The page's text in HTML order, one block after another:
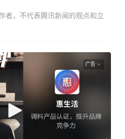
者，不代表腾讯新闻的观点和立
广告